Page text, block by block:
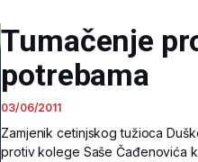
Tumačenje
potrebama
03/06/2011
Zamjenik cetinjskog tužioca
protiv kolege Saše Čađenovića